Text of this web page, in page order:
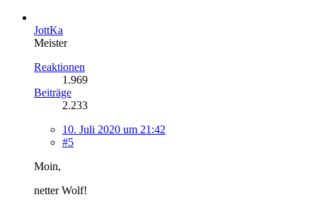
JottKa
Meister
Reaktionen
1.969
Beiträge
2.233
10. Juli 2020 um 21:42
#5
Moin,
netter Wolf!